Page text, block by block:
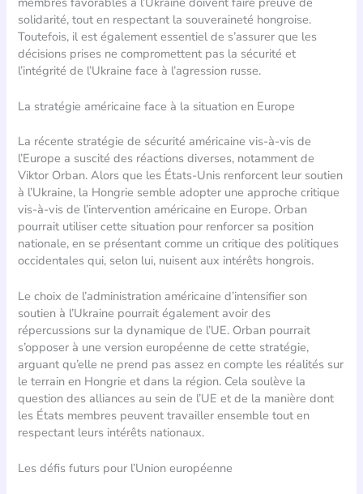
solidarité, tout en respectant la souveraineté hongroise.
Toutefois, il est également essentiel de s’assurer que les
décisions prises ne compromettent pas la sécurité et
l’intégrité de l’Ukraine face à l’agression russe.
La stratégie américaine face à la situation en Europe
La récente stratégie de sécurité américaine vis-à-vis de
l’Europe a suscité des réactions diverses, notamment de
Viktor Orban. Alors que les États-Unis renforcent leur soutien
à l’Ukraine, la Hongrie semble adopter une approche critique
vis-à-vis de l’intervention américaine en Europe. Orban
pourrait utiliser cette situation pour renforcer sa position
nationale, en se présentant comme un critique des politiques
occidentales qui, selon lui, nuisent aux intérêts hongrois.
Le choix de l’administration américaine d’intensifier son
soutien à l’Ukraine pourrait également avoir des
répercussions sur la dynamique de l’UE. Orban pourrait
s’opposer à une version européenne de cette stratégie,
arguant qu’elle ne prend pas assez en compte les réalités sur
le terrain en Hongrie et dans la région. Cela soulève la
question des alliances au sein de l’UE et de la manière dont
les États membres peuvent travailler ensemble tout en
respectant leurs intérêts nationaux.
Les défis futurs pour l’Union européenne